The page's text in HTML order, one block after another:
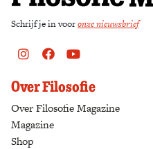
Schrijf je in vooronze nieuwsbrief
Instagram
FacebookYoutube
Over Filosofie
Over Filosofie Magazine
Magazine
Shop